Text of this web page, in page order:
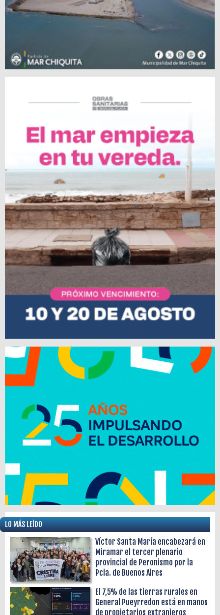
LO MÁS LEÍDO
Víctor Santa María encabezará en
Miramar el tercer plenario
provincial de Peronismo por la
Pcia. de Buenos Aires
El 7,5% de las tierras rurales en
General Pueyrredon está en manos
de propietarios extranjeros